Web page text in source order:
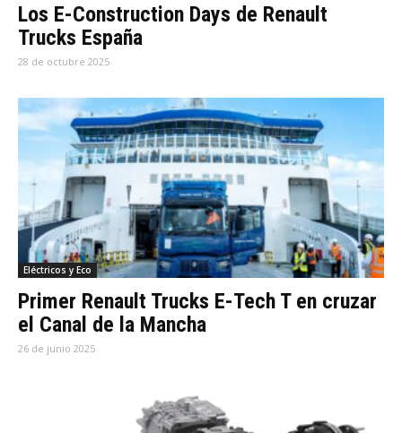
Los E-Construction Days de Renault
Trucks España
28 de octubre 2025
Eléctricos y Eco
Primer Renault Trucks E-Tech T en cruzar
el Canal de la Mancha
26 de junio 2025